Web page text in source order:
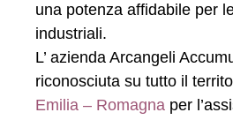
una potenza affidabile per
industriali.
L’ azienda Arcangeli
riconosciuta su tutto il
Emilia – Romagna per